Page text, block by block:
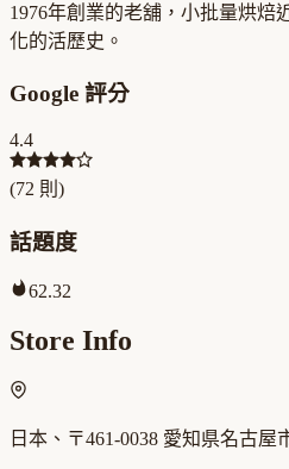
1976年創業的老舖，小批量烘焙
化的活歷史。
Google 評分
4.4
(72 則)
話題度
62.32
Store Info
日本、〒461-0038 愛知県名古